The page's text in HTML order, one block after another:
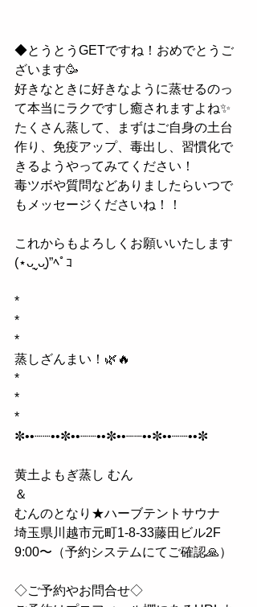
◆とうとうGETですね！おめでとうご
ざいます🥳
好きなときに好きなように蒸せるのっ
て本当にラクですし癒されますよね✨
たくさん蒸して、まずはご自身の土台
作り、免疫アップ、毒出し、習慣化で
きるようやってみてください！
毒ツボや質問などありましたらいつで
もメッセージくださいね！！
これからもよろしくお願いいたします
(⋆ᴗ͈ˬᴗ͈)”ﾍﾟｺ
*
*
*
蒸しざんまい！🌿🔥
*
*
*
✼••┈┈••✼••┈┈••✼••┈┈••✼••┈┈••✼
黄土よもぎ蒸し むん
＆
むんのとなり★ハーブテントサウナ
埼玉県川越市元町1-8-33藤田ビル2F
9:00〜（予約システムにてご確認🙏）
◇ご予約やお問合せ◇